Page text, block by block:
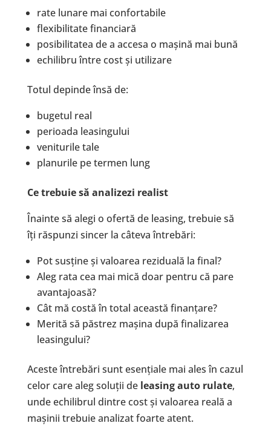
rate lunare mai confortabile
flexibilitate financiară
posibilitatea de a accesa o mașină mai bună
echilibru între cost și utilizare
Totul depinde însă de:
bugetul real
perioada leasingului
veniturile tale
planurile pe termen lung
Ce trebuie să analizezi realist
Înainte să alegi o ofertă de leasing, trebuie să
îți răspunzi sincer la câteva întrebări:
Pot susține și valoarea reziduală la final?
Aleg rata cea mai mică doar pentru că pare
avantajoasă?
Cât mă costă în total această finanțare?
Merită să păstrez mașina după finalizarea
leasingului?
Aceste întrebări sunt esențiale mai ales în cazul
celor care aleg soluții de leasing auto rulate,
unde echilibrul dintre cost și valoarea reală a
mașinii trebuie analizat foarte atent.